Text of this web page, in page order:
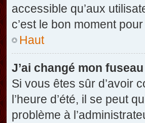
accessible qu’aux
c’est le bon moment
Haut
J’ai changé mon
Si vous êtes sûr d’avoir
l’heure d’été, il se peut
problème à